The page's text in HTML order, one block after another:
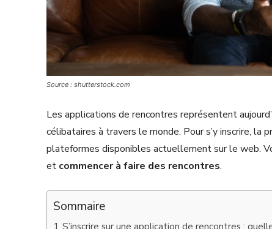
Source : shutterstock.com
Les applications de rencontres représentent
célibataires à travers le monde. Pour s’y inscrire,
plateformes disponibles actuellement sur le web.
et commencer à faire des rencontres.
Sommaire
S’inscrire sur une application de rencontres :